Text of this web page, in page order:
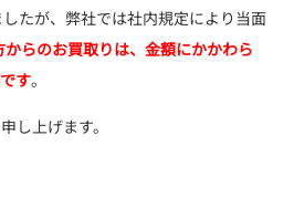
したが、弊社では社内規定により当面
らのお買取りは、金額にかかわら
す。
し上げます。